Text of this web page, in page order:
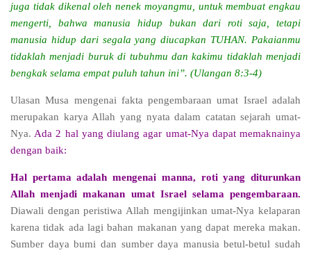
juga tidak dikenal oleh nenek moyangmu, untuk membuat engkau
mengerti, bahwa manusia hidup bukan dari roti saja, tetapi
manusia hidup dari segala yang diucapkan TUHAN. Pakaianmu
tidaklah menjadi buruk di tubuhmu dan kakimu tidaklah menjadi
bengkak selama empat puluh tahun ini”. (Ulangan 8:3-4)
Ulasan Musa mengenai fakta pengembaraan umat Israel adalah
merupakan karya Allah yang nyata dalam catatan sejarah umat-
Nya. Ada 2 hal yang diulang agar umat-Nya dapat memaknainya
dengan baik:
Hal pertama adalah mengenai manna, roti yang diturunkan
Allah menjadi makanan umat Israel selama pengembaraan.
Diawali dengan peristiwa Allah mengijinkan umat-Nya kelaparan
karena tidak ada lagi bahan makanan yang dapat mereka makan.
Sumber daya bumi dan sumber daya manusia betul-betul sudah